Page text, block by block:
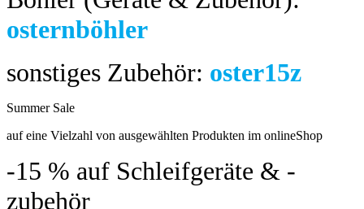
osternböhler
sonstiges Zubehör: oster15z
Summer Sale
auf eine Vielzahl von ausgewählten Produkten im onlineShop
-15 % auf Schleifgeräte & -
zubehör